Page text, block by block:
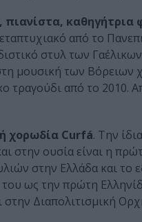
πιανίστα,
από το
στυλ των
μουσική των
τραγούδι από το 2010.
χορωδία Curfá. Την
στην ουσία είναι η
στην Ελλάδα και το
ως την πρώτη
Διαπολιτισμική